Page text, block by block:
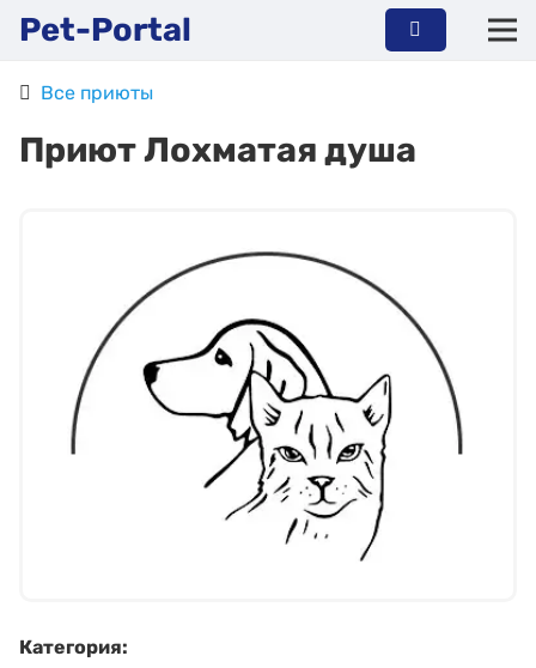
Pet-Portal
Все приюты
Приют Лохматая душа
Категория: